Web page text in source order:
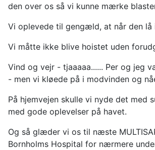
den over os så vi kunne mærke
Vi oplevede til gengæld, at når den
Vi måtte ikke blive hoistet uden
Vind og vejr - tjaaaaa...... Per og jeg
- men vi kløede på i modvinden og
På hjemvejen skulle vi nyde det
med gode oplevelser på havet.
Og så glæder vi os til næste
Bornholms Hospital for nærmere